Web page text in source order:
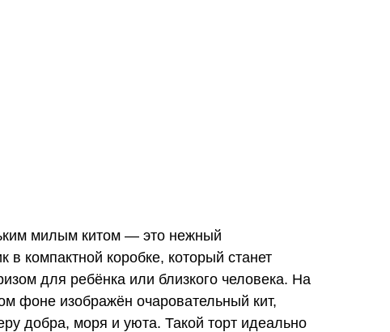
милым китом — это нежный
в компактной коробке, который станет
для ребёнка или близкого человека. На
фоне изображён очаровательный кит,
добра, моря и уюта. Такой торт идеально